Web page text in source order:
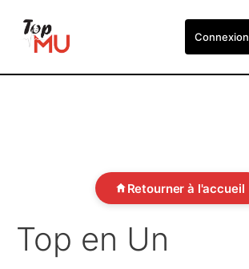
Connexion
Retourner à l'accueil
Top en Un